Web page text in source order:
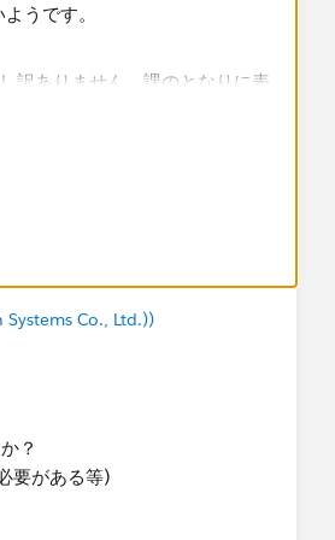
うです。
it if you could choose the best
it if you could choose the best
Co., Ltd.))
？
要がある等)​